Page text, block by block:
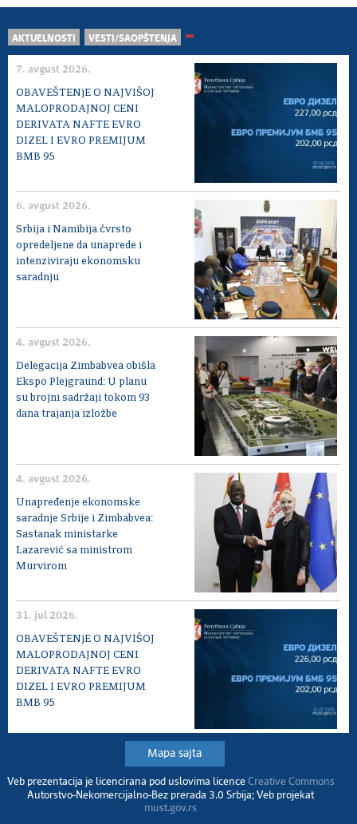
AKTUELNOSTI VESTI/SAOPŠTENJA
7. avgust 2026.
OBAVEŠTENjE O NAJVIŠOJ
MALOPRODAJNOJ CENI
DERIVATA NAFTE EVRO
DIZEL I EVRO PREMIJUM
BMB 95
6. avgust 2026.
Srbija i Namibija čvrsto
opredeljene da unaprede i
intenziviraju ekonomsku
saradnju
4. avgust 2026.
Delegacija Zimbabvea obišla
Ekspo Plejgraund: U planu
su brojni sadržaji tokom 93
dana trajanja izložbe
4. avgust 2026.
Unapređenje ekonomske
saradnje Srbije i Zimbabvea:
Sastanak ministarke
Lazarević sa ministrom
Murvirom
31. jul 2026.
OBAVEŠTENjE O NAJVIŠOJ
MALOPRODAJNOJ CENI
DERIVATA NAFTE EVRO
DIZEL I EVRO PREMIJUM
BMB 95
Mapa sajta
Veb prezentacija je licencirana pod uslovima licence Creative Commons
Autorstvo-Nekomercijalno-Bez prerada 3.0 Srbija; Veb projekat
must.gov.rs